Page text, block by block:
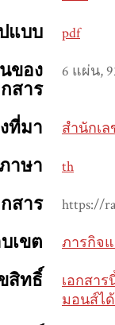
แบบ pdf
ของ
สาร
6 แผ่น,
ที่มา สำนักเ
าษา th
สาร https://
เขต ภารกิจ
สิทธิ์
เอกสา
มอนส์ได้